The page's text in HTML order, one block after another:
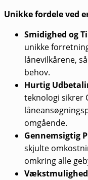
Unikke fordele ved
Smidighed og
unikke
lånevilkårene,
behov.
Hurtig
teknologi sikrer
omgående.
Gennemsigtig
skjulte
omkring alle